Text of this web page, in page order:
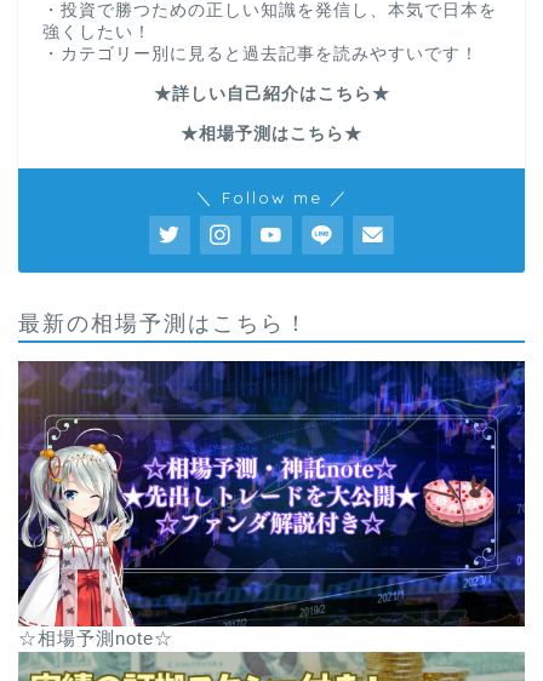
・投資で勝つための正しい知識を発信し、本気で日本を
強くしたい！
・カテゴリー別に見ると過去記事を読みやすいです！
★詳しい自己紹介はこちら★
★相場予測はこちら★
＼ Follow me ／
最新の相場予測はこちら！
☆相場予測note☆